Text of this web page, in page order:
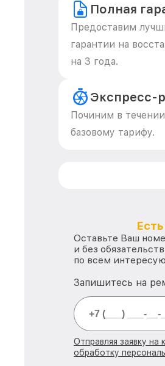
Полная
Предоставим
гарантии на
на 3 года.
Экспресс-
Починим в течении
базовому тарифу.
Оставьте Ваш
и без
по всем
Запишитесь на
Отправляя заявку
обработку